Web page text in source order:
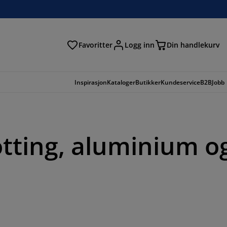
Favoritter Logg inn Din handlekurv
InspirasjonKatalogerButikkerKundeserviceB2BJobb
aluminium